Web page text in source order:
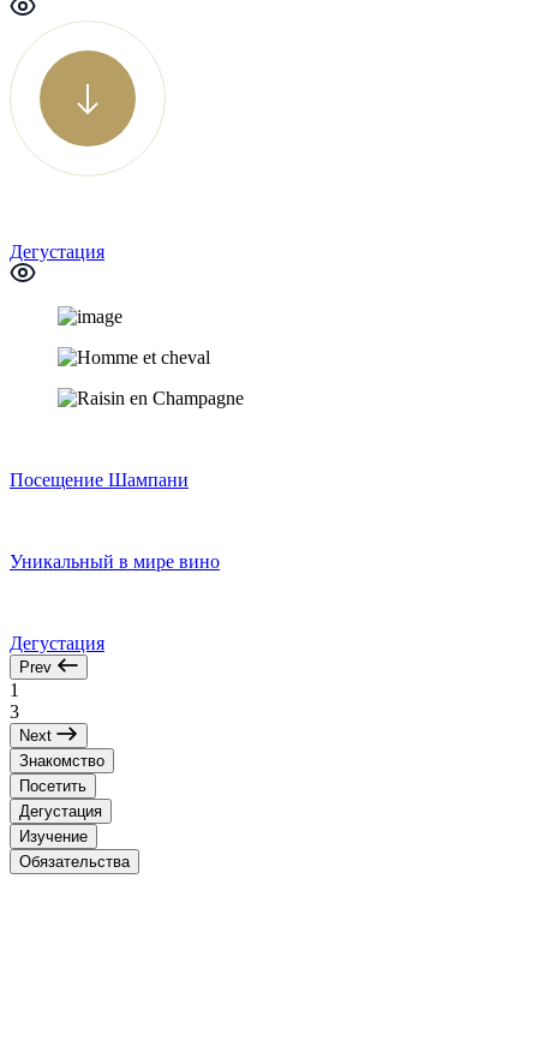
Дегустация
Посещение Шампани
Уникальный в мире вино
Дегустация
Prev
1
3
Next
Знакомство
Посетить
Дегустация
Изучение
Обязательства